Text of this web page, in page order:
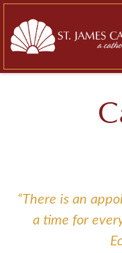
content
“There is an
a time for